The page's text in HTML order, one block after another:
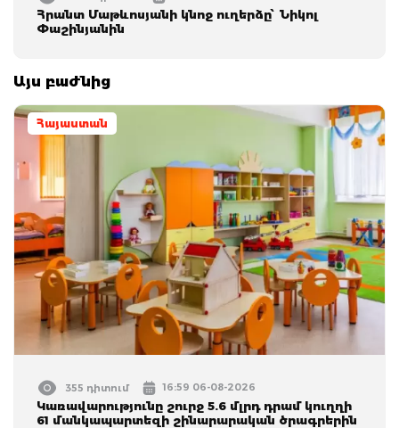
Հրանտ Մաթևոսյանի կնոջ ուղերձը՝ Նիկոլ
Փաշինյանին
Այս բաժնից
Հայաստան
355 դիտում 16:59 06-08-2026
Կառավարությունը շուրջ 5.6 մլրդ դրամ կուղղի
61 մանկապարտեզի շինարարական ծրագրերին